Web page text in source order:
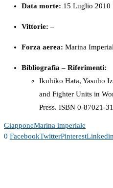
Data morte: 15 Luglio 2010
Vittorie: –
Forza aerea: Marina
Bibliografia – Riferimenti:
Ikuhiko Hata, Yasuho
and Fighter Units in
Press. ISBN 0-87021-
GiapponeMarina imperiale
0 FacebookTwitterPinterestLinkedin